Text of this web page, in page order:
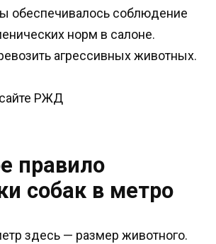
обеспечивалось соблюдение
норм в салоне.
агрессивных животных.
РЖД
правило
собак в метро
здесь — размер животного.